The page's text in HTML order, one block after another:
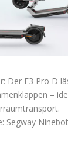
Der E3 Pro D
–
Segway Ninebot